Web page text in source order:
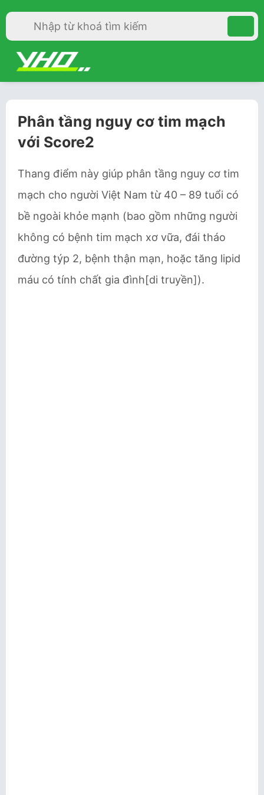
Phân tầng nguy cơ tim mạch
với Score2
Thang điểm này giúp phân tầng nguy cơ tim
mạch cho người Việt Nam từ 40 – 89 tuổi có
bề ngoài khỏe mạnh (bao gồm những người
không có bệnh tim mạch xơ vữa, đái tháo
đường týp 2, bệnh thận mạn, hoặc tăng lipid
máu có tính chất gia đình[di truyền]).